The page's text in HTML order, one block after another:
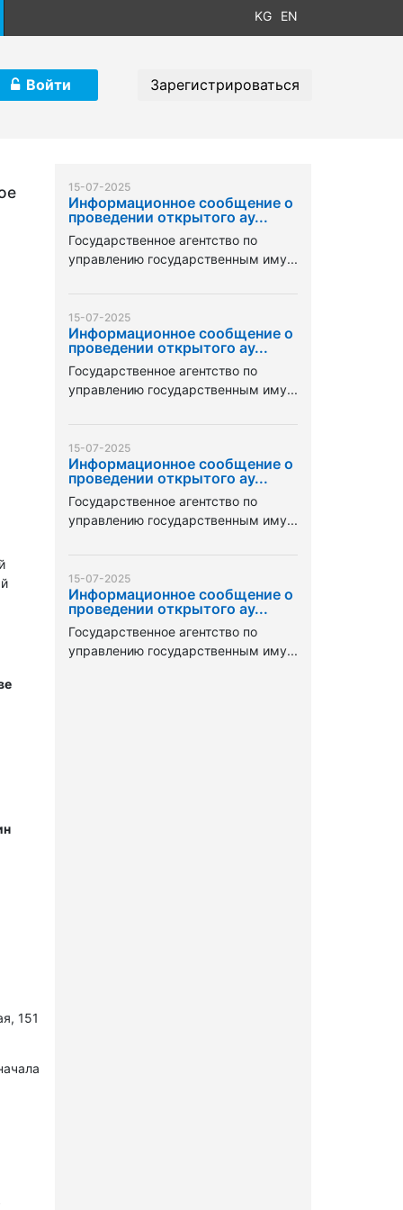
KG EN
Войти Зарегистрироваться
151
15-07-2025
Информационное сообщение о
проведении открытого ау...
Государственное агентство по
управлению государственным иму...
15-07-2025
Информационное сообщение о
проведении открытого ау...
Государственное агентство по
управлению государственным иму...
15-07-2025
Информационное сообщение о
проведении открытого ау...
Государственное агентство по
управлению государственным иму...
15-07-2025
Информационное сообщение о
проведении открытого ау...
Государственное агентство по
управлению государственным иму...